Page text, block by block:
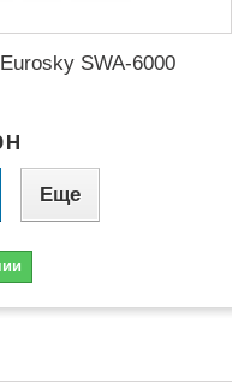
SWA-6000
Еще